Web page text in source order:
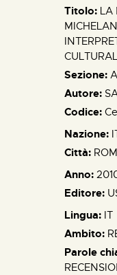
Titolo: LA
Sezione:
Autore:
Codice:
Nazione:
Città:
Anno:
Editore:
Lingua: IT
Ambito:
Parole